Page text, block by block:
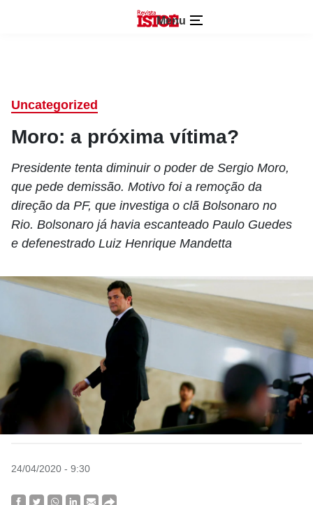
Menu
Uncategorized
Moro: a próxima vítima?
Presidente tenta diminuir o poder de Sergio Moro,
que pede demissão. Motivo foi a remoção da
direção da PF, que investiga o clã Bolsonaro no
Rio. Bolsonaro já havia escanteado Paulo Guedes
e defenestrado Luiz Henrique Mandetta
24/04/2020 - 9:30